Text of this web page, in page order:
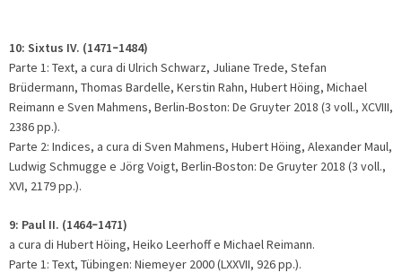
10: Sixtus IV. (1471–1484)
Parte 1: Text, a cura di Ulrich Schwarz, Juliane Trede, Stefan
Brüdermann, Thomas Bardelle, Kerstin Rahn, Hubert Höing, Michael
Reimann e Sven Mahmens, Berlin-Boston: De Gruyter 2018 (3 voll., XCVIII,
2386 pp.).
Parte 2: Indices, a cura di Sven Mahmens, Hubert Höing, Alexander Maul,
Ludwig Schmugge e Jörg Voigt, Berlin-Boston: De Gruyter 2018 (3 voll.,
XVI, 2179 pp.).
9: Paul II. (1464–1471)
a cura di Hubert Höing, Heiko Leerhoff e Michael Reimann.
Parte 1: Text, Tübingen: Niemeyer 2000 (LXXVII, 926 pp.).